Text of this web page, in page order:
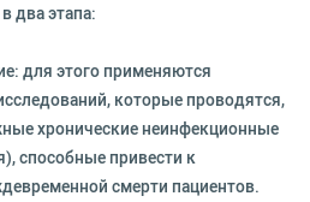
два этапа:
для этого применяются
которые проводятся,
хронические неинфекционные
способные привести к
смерти пациентов.